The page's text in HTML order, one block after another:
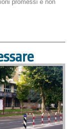
promessi e non